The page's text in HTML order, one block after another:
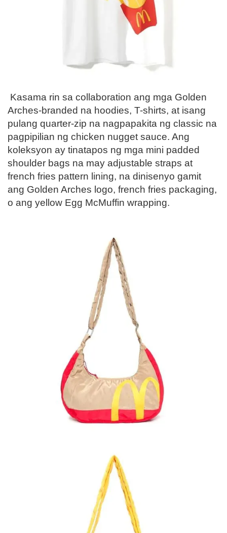
Kasama rin sa collaboration ang mga Golden
Arches-branded na hoodies, T-shirts, at isang
pulang quarter-zip na nagpapakita ng classic na
pagpipilian ng chicken nugget sauce. Ang
koleksyon ay tinatapos ng mga mini padded
shoulder bags na may adjustable straps at
french fries pattern lining, na dinisenyo gamit
ang Golden Arches logo, french fries packaging,
o ang yellow Egg McMuffin wrapping.